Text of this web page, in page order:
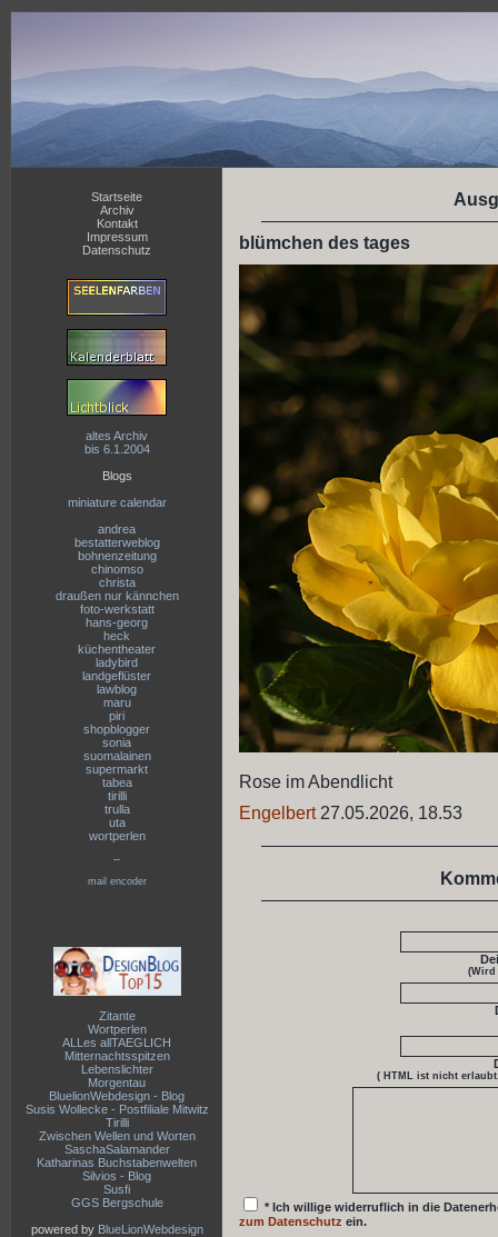
Startseite
Archiv
Kontakt
Impressum
Datenschutz
altes Archiv
bis 6.1.2004
Blogs
miniature calendar
andrea
bestatterweblog
bohnenzeitung
chinomso
christa
draußen nur kännchen
foto-werkstatt
hans-georg
heck
küchentheater
ladybird
landgeflüster
lawblog
maru
piri
shopblogger
sonia
suomalainen
supermarkt
tabea
tirilli
trulla
uta
wortperlen
--
mail encoder
Zitante
Wortperlen
ALLes allTAEGLICH
Mitternachtsspitzen
Lebenslichter
Morgentau
BluelionWebdesign - Blog
Susis Wollecke - Postfiliale Mitwitz
Tirilli
Zwischen Wellen und Worten
SaschaSalamander
Katharinas Buchstabenwelten
Silvios - Blog
Susfi
GGS Bergschule
powered by BlueLionWebdesign
blümchen des tages
Rose im Abendlicht
Engelbert27.05.2026, 18.53
(Wird
( HTML ist nicht
* Ich willige widerruflich in die
zum Datenschutz ein.